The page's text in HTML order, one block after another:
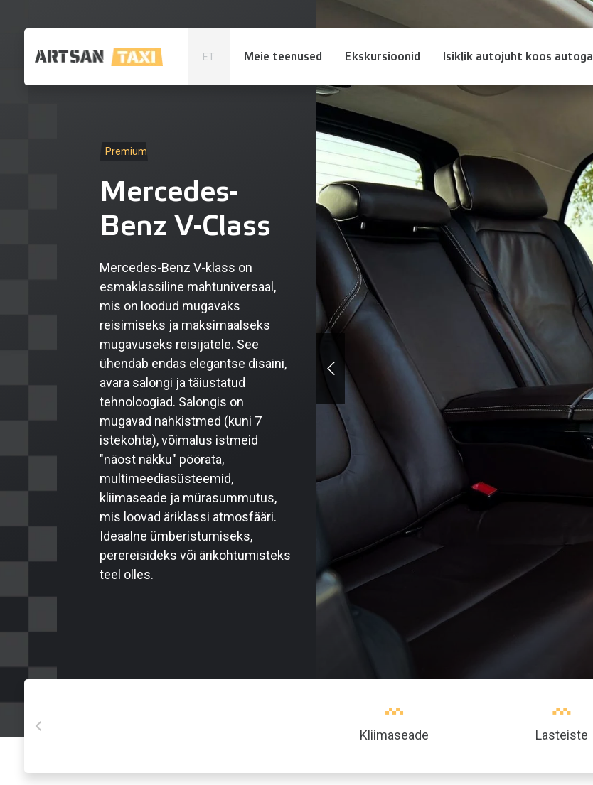
ET Meie teenused Ekskursioonid Isiklik autojuht koos autoga
Premium
Mercedes-
Benz V-Class
Mercedes-Benz V-klass on
esmaklassiline mahtuniversaal,
mis on loodud mugavaks
reisimiseks ja maksimaalseks
mugavuseks reisijatele. See
ühendab endas elegantse disaini,
avara salongi ja täiustatud
tehnoloogiad. Salongis on
mugavad nahkistmed (kuni 7
istekohta), võimalus istmeid
"näost näkku" pöörata,
multimeediasüsteemid,
kliimaseade ja mürasummutus,
mis loovad äriklassi atmosfääri.
Ideaalne ümberistumiseks,
perereisideks või ärikohtumisteks
teel olles.
Kliimaseade Lasteiste